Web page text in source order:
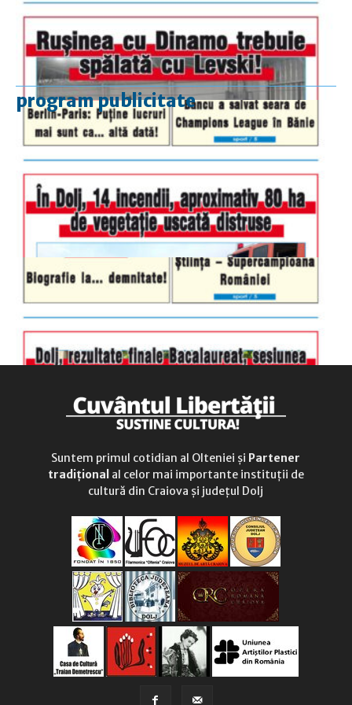
program publicitate
luni-vineri
9.00 - 17.00
duminică
9.00 - 12.00
Suntem primul cotidian al Olteniei și Partener
tradițional al celor mai importante instituții de
cultură din Craiova și județul Dolj